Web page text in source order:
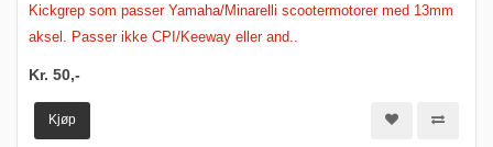
Kickgrep som passer Yamaha/Minarelli scootermotorer med 13mm
aksel. Passer ikke CPI/Keeway eller and..
Kr. 50,-
Kjøp